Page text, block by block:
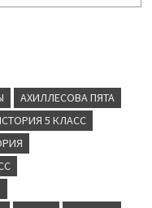
АХИЛЛЕСОВА ПЯТА
5 КЛАСС